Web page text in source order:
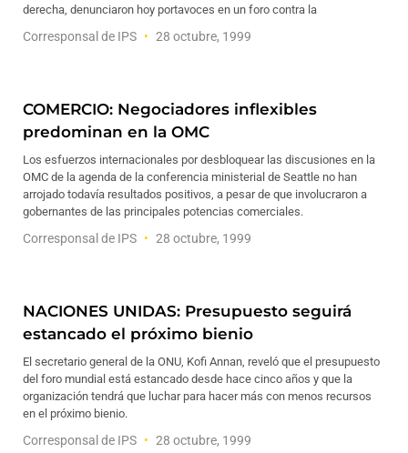
derecha, denunciaron hoy portavoces en un foro contra la
Corresponsal de IPS 28 octubre, 1999
COMERCIO: Negociadores inflexibles
predominan en la OMC
Los esfuerzos internacionales por desbloquear las discusiones en la
OMC de la agenda de la conferencia ministerial de Seattle no han
arrojado todavía resultados positivos, a pesar de que involucraron a
gobernantes de las principales potencias comerciales.
Corresponsal de IPS 28 octubre, 1999
NACIONES UNIDAS: Presupuesto seguirá
estancado el próximo bienio
El secretario general de la ONU, Kofi Annan, reveló que el presupuesto
del foro mundial está estancado desde hace cinco años y que la
organización tendrá que luchar para hacer más con menos recursos
en el próximo bienio.
Corresponsal de IPS 28 octubre, 1999